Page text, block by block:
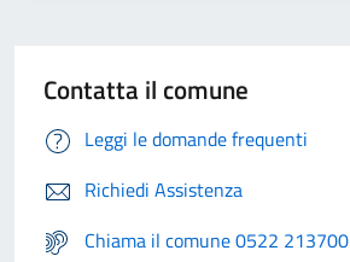
Contatta il comune
Leggi le domande frequenti
Richiedi Assistenza
Chiama il comune 0522 213700